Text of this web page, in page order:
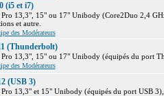
(i5 et i7)
13,3", 15" ou 17" Unibody (Core2Duo 2,4
et autre.
des Modérateurs
(Thunderbolt)
13,3", 15" ou 17" Unibody (équipés du port
des Modérateurs
(USB 3)
13,3" et 15" Unibody (équipés du port USB